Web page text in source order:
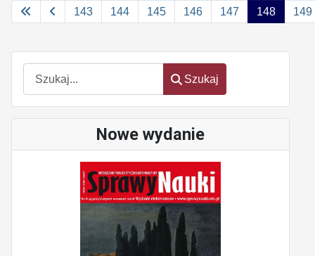
Szukaj
Szukaj
Nowe wydanie
143 144 145 146 147 148 149